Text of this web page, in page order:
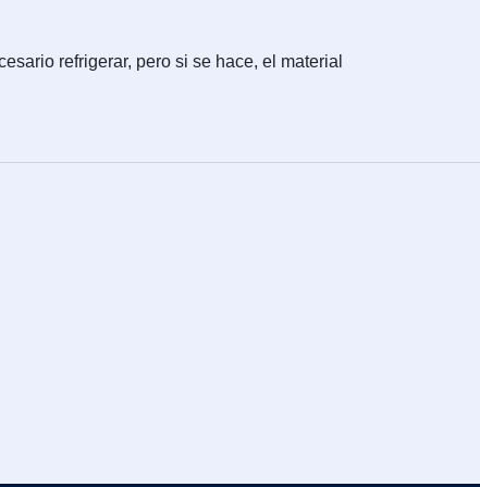
refrigerar, pero si se hace, el material